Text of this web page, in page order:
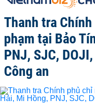
Thanh tra
phạm tại Bảo
PNJ, SJC,
Công an